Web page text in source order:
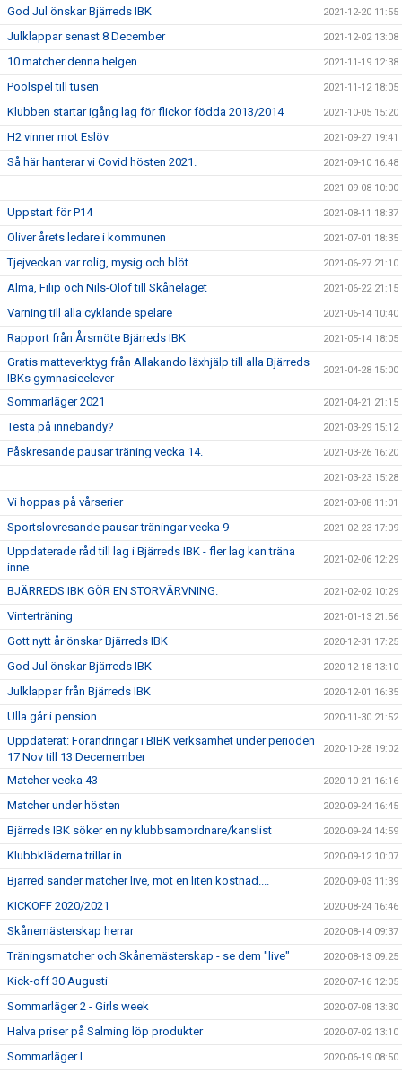
God Jul önskar Bjärreds IBK 2021-12-20 11:55
Julklappar senast 8 December 2021-12-02 13:08
10 matcher denna helgen 2021-11-19 12:38
Poolspel till tusen 2021-11-12 18:05
Klubben startar igång lag för flickor födda 2013/2014 2021-10-05 15:20
H2 vinner mot Eslöv 2021-09-27 19:41
Så här hanterar vi Covid hösten 2021. 2021-09-10 16:48
2021-09-08 10:00
Uppstart för P14 2021-08-11 18:37
Oliver årets ledare i kommunen 2021-07-01 18:35
Tjejveckan var rolig, mysig och blöt 2021-06-27 21:10
Alma, Filip och Nils-Olof till Skånelaget 2021-06-22 21:15
Varning till alla cyklande spelare 2021-06-14 10:40
Rapport från Årsmöte Bjärreds IBK 2021-05-14 18:05
Gratis matteverktyg från Allakando läxhjälp till alla Bjärreds
IBKs gymnasieelever
2021-04-28 15:00
Sommarläger 2021 2021-04-21 21:15
Testa på innebandy? 2021-03-29 15:12
Påskresande pausar träning vecka 14. 2021-03-26 16:20
2021-03-23 15:28
Vi hoppas på vårserier 2021-03-08 11:01
Sportslovresande pausar träningar vecka 9 2021-02-23 17:09
Uppdaterade råd till lag i Bjärreds IBK - fler lag kan träna
inne
2021-02-06 12:29
BJÄRREDS IBK GÖR EN STORVÄRVNING. 2021-02-02 10:29
Vinterträning 2021-01-13 21:56
Gott nytt år önskar Bjärreds IBK 2020-12-31 17:25
God Jul önskar Bjärreds IBK 2020-12-18 13:10
Julklappar från Bjärreds IBK 2020-12-01 16:35
Ulla går i pension 2020-11-30 21:52
Uppdaterat: Förändringar i BIBK verksamhet under perioden
17 Nov till 13 Decemember
2020-10-28 19:02
Matcher vecka 43 2020-10-21 16:16
Matcher under hösten 2020-09-24 16:45
Bjärreds IBK söker en ny klubbsamordnare/kanslist 2020-09-24 14:59
Klubbkläderna trillar in 2020-09-12 10:07
Bjärred sänder matcher live, mot en liten kostnad.... 2020-09-03 11:39
KICKOFF 2020/2021 2020-08-24 16:46
Skånemästerskap herrar 2020-08-14 09:37
Träningsmatcher och Skånemästerskap - se dem "live" 2020-08-13 09:25
Kick-off 30 Augusti 2020-07-16 12:05
Sommarläger 2 - Girls week 2020-07-08 13:30
Halva priser på Salming löp produkter 2020-07-02 13:10
Sommarläger I 2020-06-19 08:50